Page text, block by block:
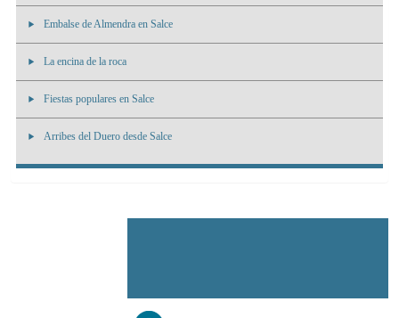
Embalse de Almendra en Salce
La encina de la roca
Fiestas populares en Salce
Arribes del Duero desde Salce